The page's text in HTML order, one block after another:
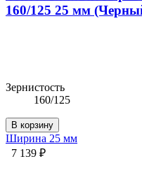
160/125 25 мм
Зернистость
160/125
В корзину
Ширина 25 мм
7 139 ₽